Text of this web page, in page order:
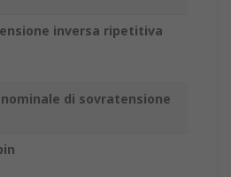
inversa ripetitiva
di sovratensione